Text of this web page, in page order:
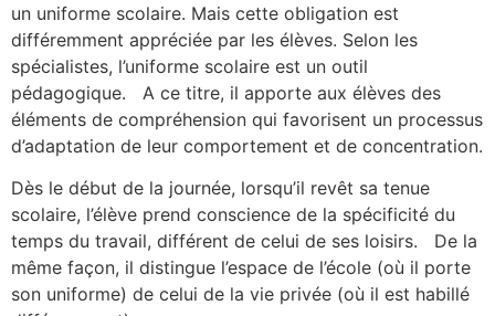
un uniforme scolaire. Mais cette obligation est
différemment appréciée par les élèves. Selon les
spécialistes, l’uniforme scolaire est un outil
pédagogique. A ce titre, il apporte aux élèves des
éléments de compréhension qui favorisent un processus
d’adaptation de leur comportement et de concentration.
Dès le début de la journée, lorsqu’il revêt sa tenue
scolaire, l’élève prend conscience de la spécificité du
temps du travail, différent de celui de ses loisirs. De la
même façon, il distingue l’espace de l’école (où il porte
son uniforme) de celui de la vie privée (où il est habillé